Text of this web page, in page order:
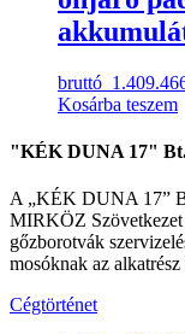
bruttó
Kosárba teszem
"KÉK DUNA 17"
A „KÉK DUNA 17”
MIRKÖZ Szövetkezet
gőzborotvák
mosóknak az
Cégtörténet